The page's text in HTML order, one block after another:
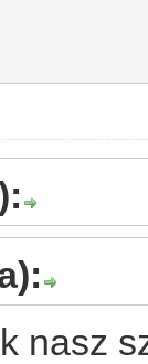
nasz